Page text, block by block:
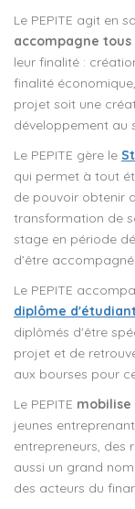
Le PEPITE agit en
accompagne
leur finalité :
finalité
projet soit une
développement au
Le PEPITE gère le
qui permet à tout
de pouvoir obtenir
transformation de
stage en période
d’être accompagné
Le PEPITE
diplôme
diplômés d'être
projet et de
aux bourses pour
Le PEPITE
jeunes
entrepreneurs, des
aussi un grand
des acteurs du